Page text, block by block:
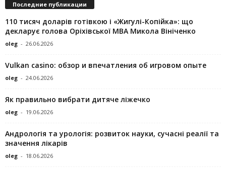
Последние публикации
110 тисяч доларів готівкою і «Жигулі-Копійка»: що
декларує голова Оріхівської МВА Микола Вініченко
oleg - 26.06.2026
Vulkan casino: обзор и впечатления об игровом опыте
oleg - 24.06.2026
Як правильно вибрати дитяче ліжечко
oleg - 19.06.2026
Андрологія та урологія: розвиток науки, сучасні реалії та
значення лікарів
oleg - 18.06.2026